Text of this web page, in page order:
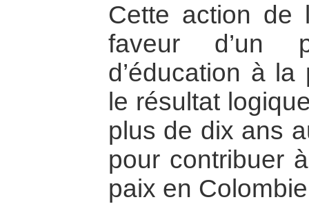
Cette action de
faveur d’un
d’éducation à
le résultat
plus de dix ans
pour contribuer
paix en